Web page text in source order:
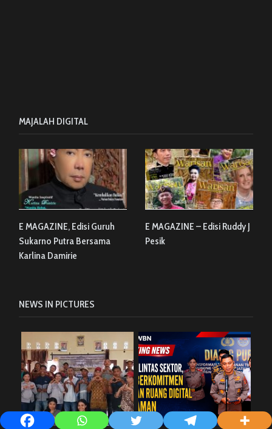
MAJALAH DIGITAL
E MAGAZINE, Edisi Guruh
Sukarno Putra Bersama
Karlina Damirie
E MAGAZINE – Edisi Ruddy J
Pesik
NEWS IN PICTURES